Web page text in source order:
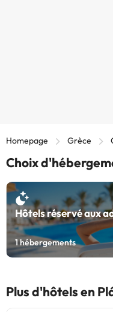
Homepage Grèce
Choix
Hôtels réservé aux
1hébergements
Plus d'hôtels en